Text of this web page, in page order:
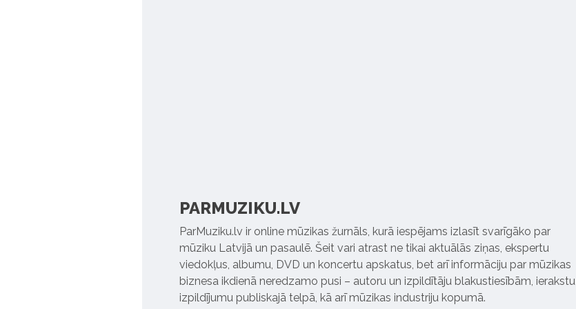
PARMUZIKU.LV
ParMuziku.lv ir online mūzikas žurnāls, kurā iespējams izlasīt svarīgāko par
mūziku Latvijā un pasaulē. Šeit vari atrast ne tikai aktuālās ziņas, ekspertu
viedokļus, albumu, DVD un koncertu apskatus, bet arī informāciju par mūzikas
biznesa ikdienā neredzamo pusi – autoru un izpildītāju blakustiesībām, ierakstu
izpildījumu publiskajā telpā, kā arī mūzikas industriju kopumā.